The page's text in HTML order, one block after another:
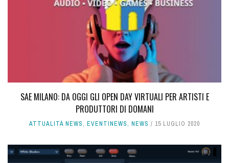
SAE MILANO: DA OGGI GLI OPEN DAY VIRTUALI PER ARTISTI E
PRODUTTORI DI DOMANI
ATTUALITÀ NEWS, EVENTINEWS, NEWS 15 LUGLIO 2020